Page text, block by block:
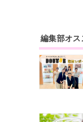
編集部オス